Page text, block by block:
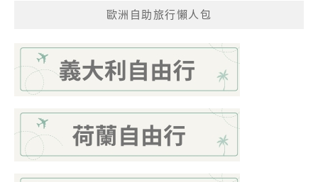
歐洲自助旅行懶人包